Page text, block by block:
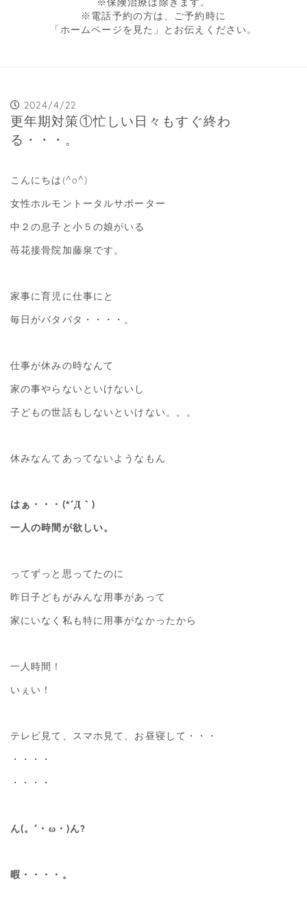
※電話予約の方は、ご予約時に
「ホームページを見た」とお伝えください。
2024/4/22
更年期対策①忙しい日々もすぐ終わ
る・・・。
こんにちは(^o^)
女性ホルモントータルサポーター
中２の息子と小５の娘がいる
苺花接骨院加藤泉です。
家事に育児に仕事にと
毎日がバタバタ・・・・。
仕事が休みの時なんて
家の事やらないといけないし
子どもの世話もしないといけない。。。
休みなんてあってないようなもん
はぁ・・・(*´Д｀)
一人の時間が欲しい。
ってずっと思ってたのに
昨日子どもがみんな用事があって
家にいなく私も特に用事がなかったから
一人時間！
いぇい！
テレビ見て、スマホ見て、お昼寝して・・・
・・・・
・・・・
ん(。´・ω・)ん?
暇・・・・。